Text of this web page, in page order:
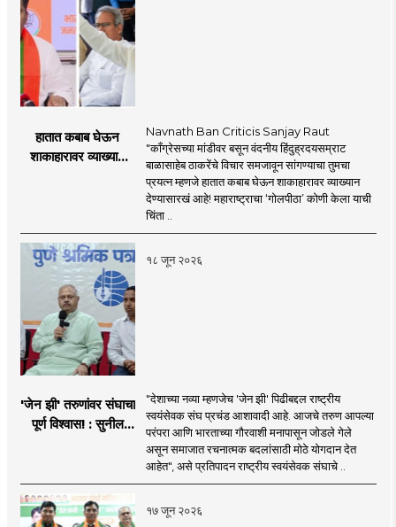
हातात कबाब घेऊन
शाकाहारावर व्याख्यान
Navnath Ban Criticis Sanjay Raut
"काँग्रेसच्या मांडीवर बसून वंदनीय हिंदुह्रदयसम्राट
बाळासाहेब ठाकरेंचे विचार समजावून सांगण्याचा तुमचा
प्रयत्न म्हणजे हातात कबाब घेऊन शाकाहारावर व्याख्यान
देण्यासारखं आहे! महाराष्ट्राचा ‘गोलपीठा’ कोणी केला याची
चिंता ..
१८ जून २०२६
'जेन झी' तरुणांवर संघाचा
पूर्ण विश्वास! : सुनील
"देशाच्या नव्या म्हणजेच 'जेन झी' पिढीबद्दल राष्ट्रीय
स्वयंसेवक संघ प्रचंड आशावादी आहे. आजचे तरुण आपल्या
परंपरा आणि भारताच्या गौरवाशी मनापासून जोडले गेले
असून समाजात रचनात्मक बदलांसाठी मोठे योगदान देत
आहेत", असे प्रतिपादन राष्ट्रीय स्वयंसेवक संघाचे ..
१७ जून २०२६